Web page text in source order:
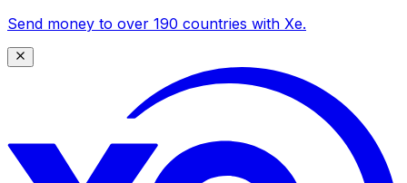
Send money to over 190 countries with Xe.